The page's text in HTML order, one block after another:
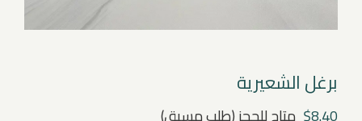
برغل الشعيرية
$8.40
متاح للحجز (طلب مسبق)